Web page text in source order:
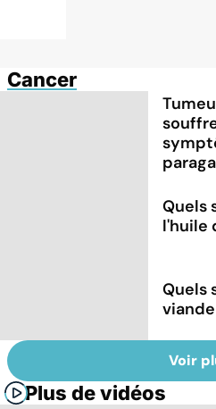
Cancer
Quels
l'huile
Quels
Voir
Plus de vidéos